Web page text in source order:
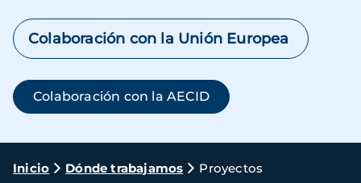
Colaboración con la Unión Europea
Colaboración con la AECID
Ruta
Inicio Dónde trabajamos Proyectos